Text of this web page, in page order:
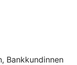
Bankkundinnen